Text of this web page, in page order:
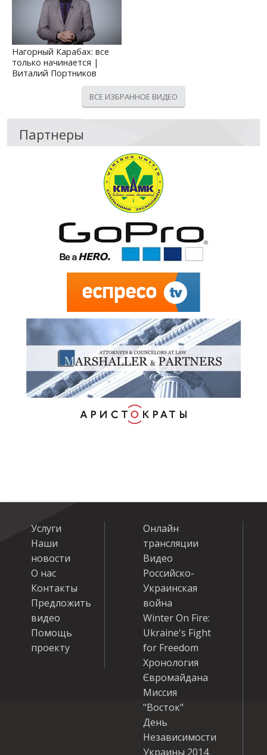
Нагорный Карабах: все
только начинается |
Виталий Портников
ВСЕ ИЗБРАННОЕ ВИДЕО
Партнеры
Услуги
Наши
новости
О нас
Контакты
Предложить
видео
Помощь
проекту
Онлайн
трансляции
Видео
Российско-
Украинская
война
Winter On Fire:
Ukraine's Fight
for Freedom
Хронология
Євромайдана
Миссия
"Восток"
День
Независимости
Украины 2014